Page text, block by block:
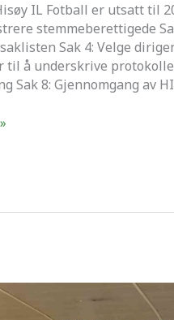
IL Fotball er utsatt til
stemmeberettigede
Sak 4: Velge
til å underskrive
Sak 8: Gjennomgang av